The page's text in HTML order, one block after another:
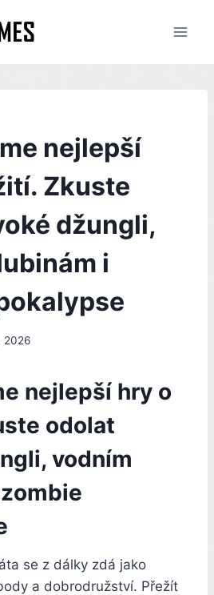
nejlepší
Zkuste
džungli,
i
2026
nejlepší hry o
odolat
vodním
se z dálky zdá jako
a dobrodružství. Přežít